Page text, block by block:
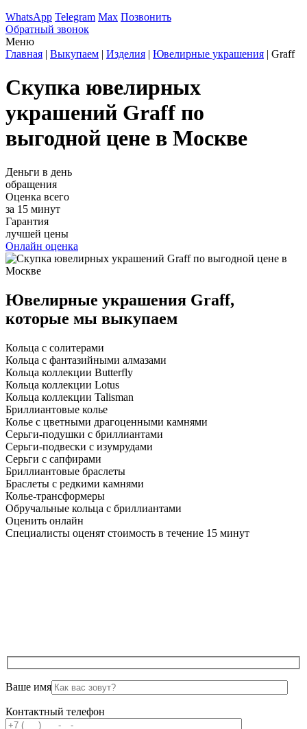
WhatsApp Telegram Max Позвонить
Обратный звонок
Меню
Главная | Выкупаем | Изделия | Ювелирные украшения | Graff
Скупка ювелирных
украшений Graff по
выгодной цене в Москве
Деньги в день
обращения
Оценка всего
за 15 минут
Гарантия
лучшей цены
Онлайн оценка
Ювелирные украшения Graff,
которые мы выкупаем
Кольца с солитерами
Кольца с фантазийными алмазами
Кольца коллекции Butterfly
Кольца коллекции Lotus
Кольца коллекции Talisman
Бриллиантовые колье
Колье с цветными драгоценными камнями
Серьги-подушки с бриллиантами
Серьги-подвески с изумрудами
Серьги с сапфирами
Бриллиантовые браслеты
Браслеты с редкими камнями
Колье-трансформеры
Обручальные кольца с бриллиантами
Оценить онлайн
Специалисты оценят стоимость в течение 15 минут
Ваше имя
Контактный телефон